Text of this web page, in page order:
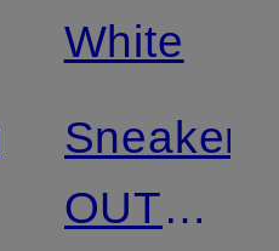
White
Sneaker
OUT